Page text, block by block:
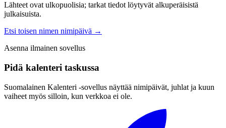
Lähteet ovat ulkopuolisia; tarkat tiedot löytyvät alkuperäisistä
julkaisuista.
Etsi toisen nimen nimipäivä →
Asenna ilmainen sovellus
Pidä kalenteri taskussa
Suomalainen Kalenteri ‑sovellus näyttää nimipäivät, juhlat ja kuun
vaiheet myös silloin, kun verkkoa ei ole.